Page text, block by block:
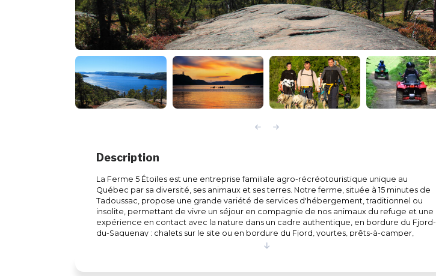
Description
La Ferme 5 Étoiles est une entreprise familiale agro-récréotouristique unique au
Québec par sa diversité, ses animaux et ses terres. Notre ferme, située à 15 minutes de
Tadoussac, propose une grande variété de services d'hébergement, traditionnel ou
insolite, permettant de vivre un séjour en compagnie de nos animaux du refuge et une
expérience en contact avec la nature dans un cadre authentique, en bordure du Fjord-
du-Saguenay : chalets sur le site ou en bordure du Fjord, yourtes, prêts-à-camper,
campings, etc. sont offerts pour des séjours de courte ou longue durée. Titulaire d'un